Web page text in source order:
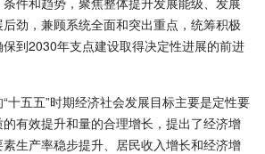
劲，兼顾系统全面和突出重点，统筹积极
到2030年支点建设取得决定性进展的前进
“十五五”时期经济社会发展目标主要是定性要
有效提升和量的合理增长，提出了经济增
生产率稳步提升、居民收入增长和经济增